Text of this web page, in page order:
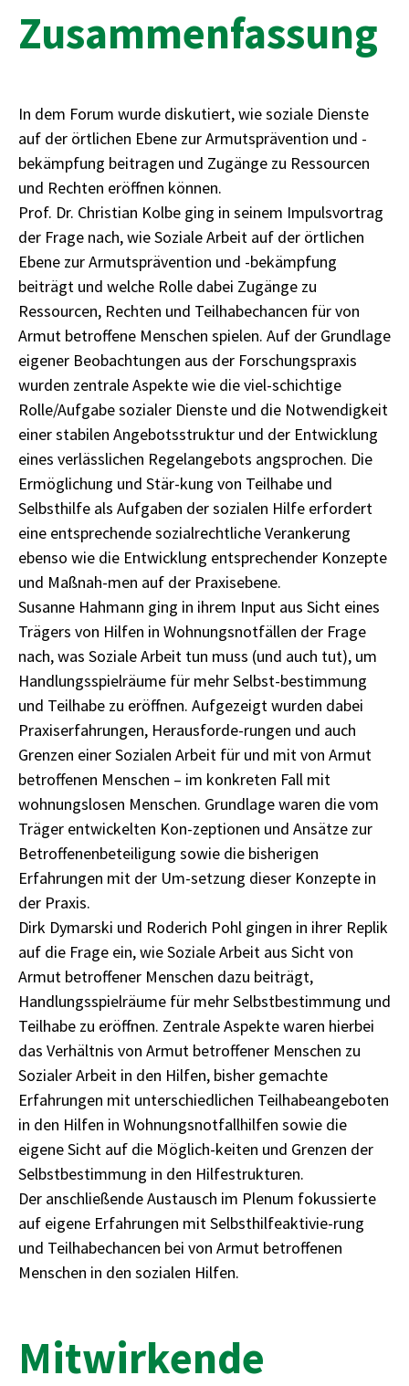
Zusammenfassung
In dem Forum wurde diskutiert, wie soziale Dienste
auf der örtlichen Ebene zur Armutsprävention und -
bekämpfung beitragen und Zugänge zu Ressourcen
und Rechten eröffnen können.
Prof. Dr. Christian Kolbe ging in seinem Impulsvortrag
der Frage nach, wie Soziale Arbeit auf der örtlichen
Ebene zur Armutsprävention und -bekämpfung
beiträgt und welche Rolle dabei Zugänge zu
Ressourcen, Rechten und Teilhabechancen für von
Armut betroffene Menschen spielen. Auf der Grundlage
eigener Beobachtungen aus der Forschungspraxis
wurden zentrale Aspekte wie die viel-schichtige
Rolle/Aufgabe sozialer Dienste und die Notwendigkeit
einer stabilen Angebotsstruktur und der Entwicklung
eines verlässlichen Regelangebots angsprochen. Die
Ermöglichung und Stär-kung von Teilhabe und
Selbsthilfe als Aufgaben der sozialen Hilfe erfordert
eine entsprechende sozialrechtliche Verankerung
ebenso wie die Entwicklung entsprechender Konzepte
und Maßnah-men auf der Praxisebene.
Susanne Hahmann ging in ihrem Input aus Sicht eines
Trägers von Hilfen in Wohnungsnotfällen der Frage
nach, was Soziale Arbeit tun muss (und auch tut), um
Handlungsspielräume für mehr Selbst-bestimmung
und Teilhabe zu eröffnen. Aufgezeigt wurden dabei
Praxiserfahrungen, Herausforde-rungen und auch
Grenzen einer Sozialen Arbeit für und mit von Armut
betroffenen Menschen – im konkreten Fall mit
wohnungslosen Menschen. Grundlage waren die vom
Träger entwickelten Kon-zeptionen und Ansätze zur
Betroffenenbeteiligung sowie die bisherigen
Erfahrungen mit der Um-setzung dieser Konzepte in
der Praxis.
Dirk Dymarski und Roderich Pohl gingen in ihrer Replik
auf die Frage ein, wie Soziale Arbeit aus Sicht von
Armut betroffener Menschen dazu beiträgt,
Handlungsspielräume für mehr Selbstbestimmung und
Teilhabe zu eröffnen. Zentrale Aspekte waren hierbei
das Verhältnis von Armut betroffener Menschen zu
Sozialer Arbeit in den Hilfen, bisher gemachte
Erfahrungen mit unterschiedlichen Teilhabeangeboten
in den Hilfen in Wohnungsnotfallhilfen sowie die
eigene Sicht auf die Möglich-keiten und Grenzen der
Selbstbestimmung in den Hilfestrukturen.
Der anschließende Austausch im Plenum fokussierte
auf eigene Erfahrungen mit Selbsthilfeaktivie-rung
und Teilhabechancen bei von Armut betroffenen
Menschen in den sozialen Hilfen.
Mitwirkende